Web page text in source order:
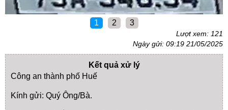
1 2 3
Lượt xem: 121
Ngày gửi: 09:19 21/05/2025
Kết quả xử lý
Công an thành phố Huế
Kính gửi: Quý Ông/Bà.